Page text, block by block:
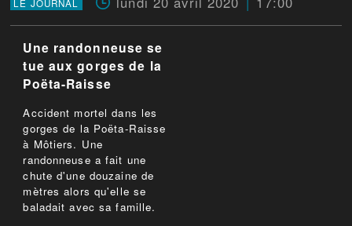
LE JOURNAL
Une randonneuse se
tue aux gorges de la
Poëta-Raisse
Accident mortel dans les
gorges de la Poëta-Raisse
à Môtiers. Une
randonneuse a fait une
chute d'une douzaine de
mètres alors qu'elle se
baladait avec sa famille.